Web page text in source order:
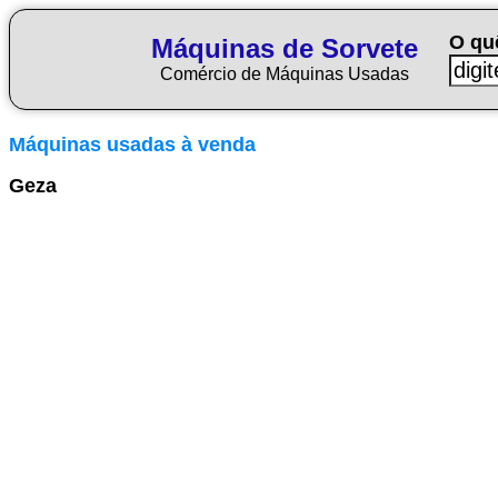
Máquinas de Sorvete
Comércio de Máquinas Usadas
O
Máquinas usadas à venda
Geza